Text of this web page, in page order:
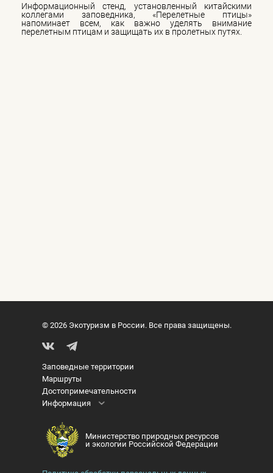
Информационный стенд, установленный китайскими
коллегами заповедника, «Перелетные птицы»
напоминает всем, как важно уделять внимание
перелетным птицам и защищать их в пролетных путях.
© 2026 Экотуризм в России. Все права защищены.
Заповедные территории
Маршруты
Достопримечательности
Информация
Министерство природных ресурсов
и экологии Российской Федерации